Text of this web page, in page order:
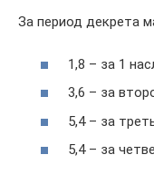
За период декрета
1,8 – за 1
3,6 – за
5,4 – за
5,4 – за